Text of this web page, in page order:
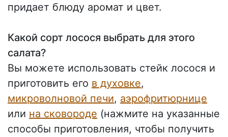
придает блюду аромат и цвет.
Какой сорт лосося выбрать для этого
салата?
Вы можете использовать стейк лосося и
приготовить его в духовке,
микроволновой печи, аэрофритюрнице
или на сковороде (нажмите на указанные
способы приготовления, чтобы получить